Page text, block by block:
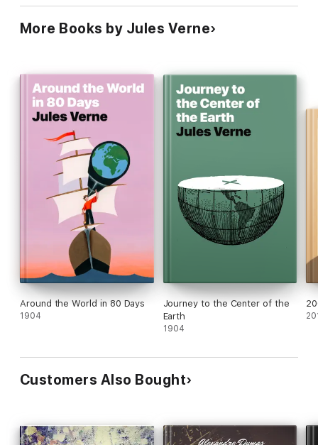
More Books by Jules Verne
Around the World in 80 Days
1904
Journey to the Center of the
Earth
1904
Customers Also Bought